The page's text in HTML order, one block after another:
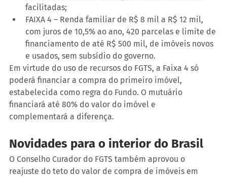
facilitadas;
FAIXA 4 – Renda familiar de R$ 8 mil a R$ 12 mil,
com juros de 10,5% ao ano, 420 parcelas e limite de
financiamento de até R$ 500 mil, de imóveis novos
e usados, sem subsídio do governo.
Em virtude do uso de recursos do FGTS, a Faixa 4 só
poderá financiar a compra do primeiro imóvel,
estabelecida como regra do Fundo. O mutuário
financiará até 80% do valor do imóvel e
complementará a diferença.
Novidades para o interior do Brasil
O Conselho Curador do FGTS também aprovou o
reajuste do teto do valor de compra de imóveis em